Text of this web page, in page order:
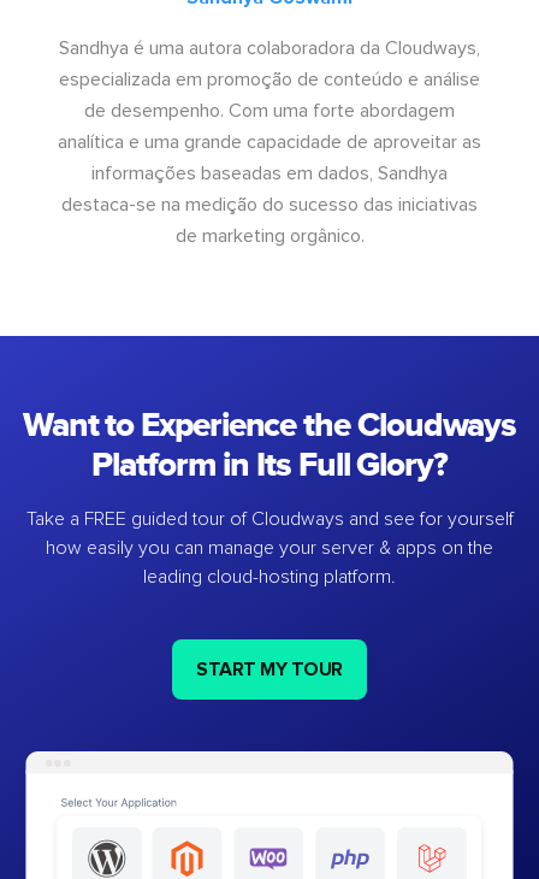
Sandhya é uma autora colaboradora da Cloudways,
especializada em promoção de conteúdo e análise
de desempenho. Com uma forte abordagem
analítica e uma grande capacidade de aproveitar as
informações baseadas em dados, Sandhya
destaca-se na medição do sucesso das iniciativas
de marketing orgânico.
Want to Experience the Cloudways
Platform in Its Full Glory?
Take a FREE guided tour of Cloudways and see for yourself
how easily you can manage your server & apps on the
leading cloud-hosting platform.
START MY TOUR